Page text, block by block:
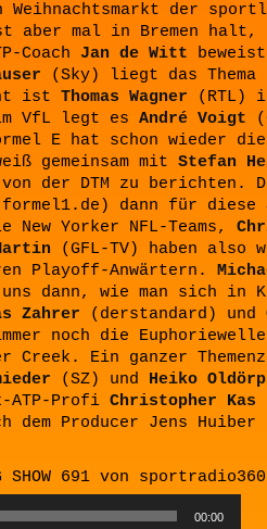
Weihnachtsmarkt der
aber mal in Bremen halt,
Coach Jan de Witt
(Sky) liegt das Thema
ist Thomas Wagner (RTL)
VfL legt es André Voigt
E hat schon wieder
gemeinsam mit Stefan
von der DTM zu berichten.
dann für diese
New Yorker NFL-Teams,
(GFL-TV) haben also
Playoff-Anwärtern.
dann, wie man sich in
Zahrer (derstandard) und
noch die
Creek. Ein ganzer
(SZ) und Heiko Oldörp
ATP-Profi Christopher Kas
dem Producer Jens Huiber
691 von sportradio360
00:00